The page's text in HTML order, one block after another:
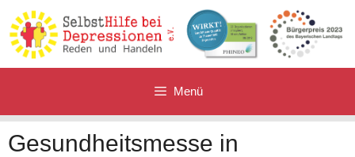
Inhalt
springen
Menü
Gesundheitsmesse in